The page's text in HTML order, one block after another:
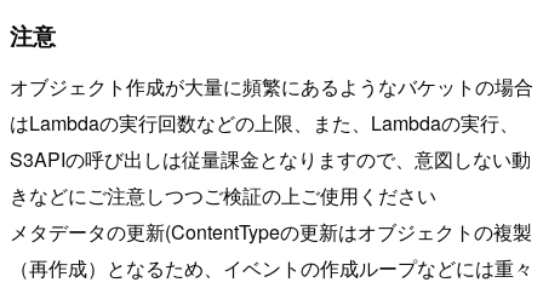
注意
オブジェクト作成が大量に頻繁にあるようなバケットの場合
はLambdaの実行回数などの上限、また、Lambdaの実行、
S3APIの呼び出しは従量課金となりますので、意図しない動
きなどにご注意しつつご検証の上ご使用ください
メタデータの更新(ContentTypeの更新はオブジェクトの複製
（再作成）となるため、イベントの作成ループなどには重々